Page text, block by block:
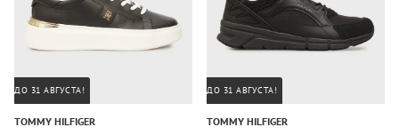
ДО 31 АВГУСТА!
TOMMY HILFIGER
ДО 31 АВГУСТА!
TOMMY HILFIGER